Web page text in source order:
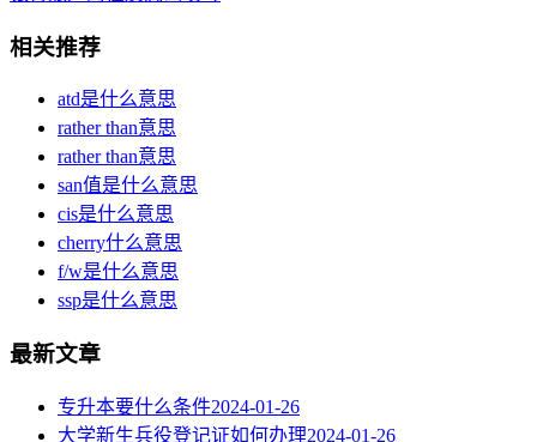
相关推荐
atd是什么意思
rather than意思
rather than意思
san值是什么意思
cis是什么意思
cherry什么意思
f/w是什么意思
ssp是什么意思
最新文章
专升本要什么条件2024-01-26
大学新生兵役登记证如何办理2024-01-26